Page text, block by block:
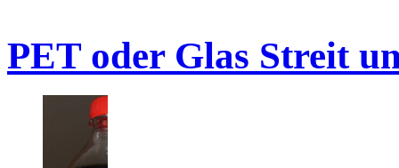
PET oder Glas Streit